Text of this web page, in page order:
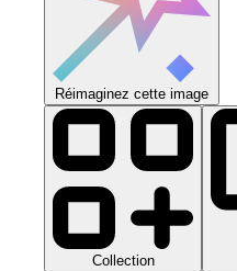
Réimaginez cette image
Collection